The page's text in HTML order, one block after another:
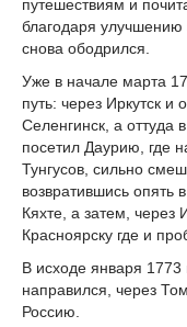
путешествиям и
благодаря улучшению
снова ободрился.
Уже в начале марта
путь: через Иркутск и
Селенгинск, а оттуда
посетил Даурию, где
Тунгусов, сильно
возвратившись опять
Кяхте, a затем, через
Красноярску где и
В исходе января 1773
направился, через
Россию.